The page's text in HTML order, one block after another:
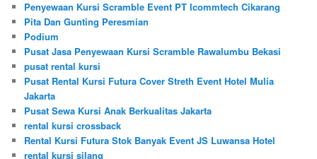
Penyewaan Kursi Scramble Event PT Icommtech Cikarang
Pita Dan Gunting Peresmian
Podium
Pusat Jasa Penyewaan Kursi Scramble Rawalumbu Bekasi
pusat rental kursi
Pusat Rental Kursi Futura Cover Streth Event Hotel Mulia
Jakarta
Pusat Sewa Kursi Anak Berkualitas Jakarta
rental kursi crossback
Rental Kursi Futura Stok Banyak Event JS Luwansa Hotel
rental kursi silang